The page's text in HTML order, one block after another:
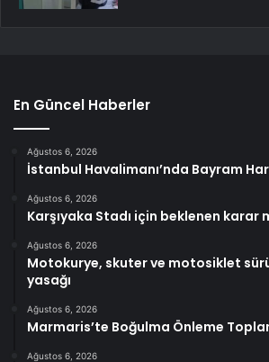
En Güncel Haberler
Ağustos 6, 2026
İstanbul Havalimanı’nda Bayram
Ağustos 6, 2026
Karşıyaka Stadı için beklenen
Ağustos 6, 2026
Motokurye, skuter ve motosiklet
yasağı
Ağustos 6, 2026
Marmaris’te Boğulma Önleme
Ağustos 6, 2026